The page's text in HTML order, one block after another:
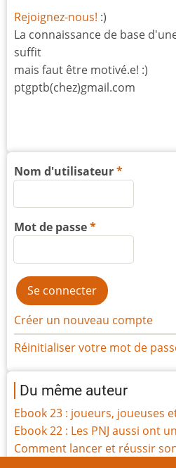
Rejoignez-nous! :)
La connaissance de base
suffit
mais faut être motivé.e! :)
ptgptb(chez)gmail.com
Nom d'utilisateur
Mot de passe
Créer un nouveau compte
Réinitialiser votre mot de
Du même auteur
Ebook 23 : joueurs, joueuses
Ebook 22 : Les PNJ aussi ont
Comment lancer et réussir